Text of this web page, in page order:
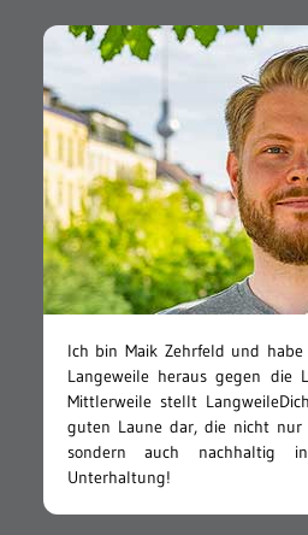
Ich bin Maik Zehrfeld und
Langeweile heraus gegen die
Mittlerweile stellt
guten Laune dar, die nicht nur
sondern auch nachhaltig
Unterhaltung!